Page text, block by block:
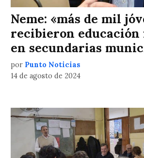
Neme: «más de mil
recibieron
en secundarias
por Punto Noticias
14 de agosto de 2024